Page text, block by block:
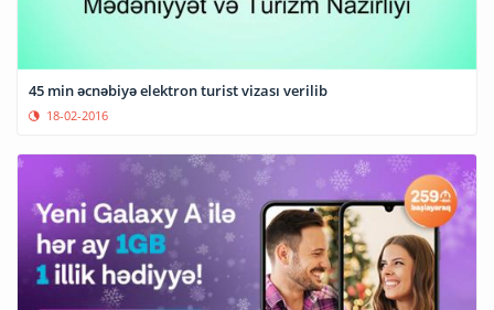
45 min əcnəbiyə elektron turist vizası verilib
18-02-2016